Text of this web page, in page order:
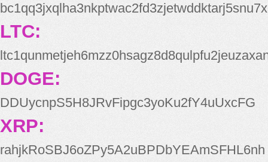
bc1qq3jxqlha3nkptwac2fd3zjetwddktarj5snu7x
LTC:
DOGE:
DDUycnpS5H8JRvFipgc3yoKu2fY4uUxcFG
XRP:
rahjkRoSBJ6oZPy5A2uBPDbYEAmSFHL6nh